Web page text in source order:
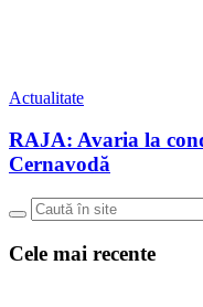
Actualitate
RAJA: Avaria la
Cernavodă
Cele mai recente